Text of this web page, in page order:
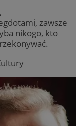
zawsze
nikogo, kto